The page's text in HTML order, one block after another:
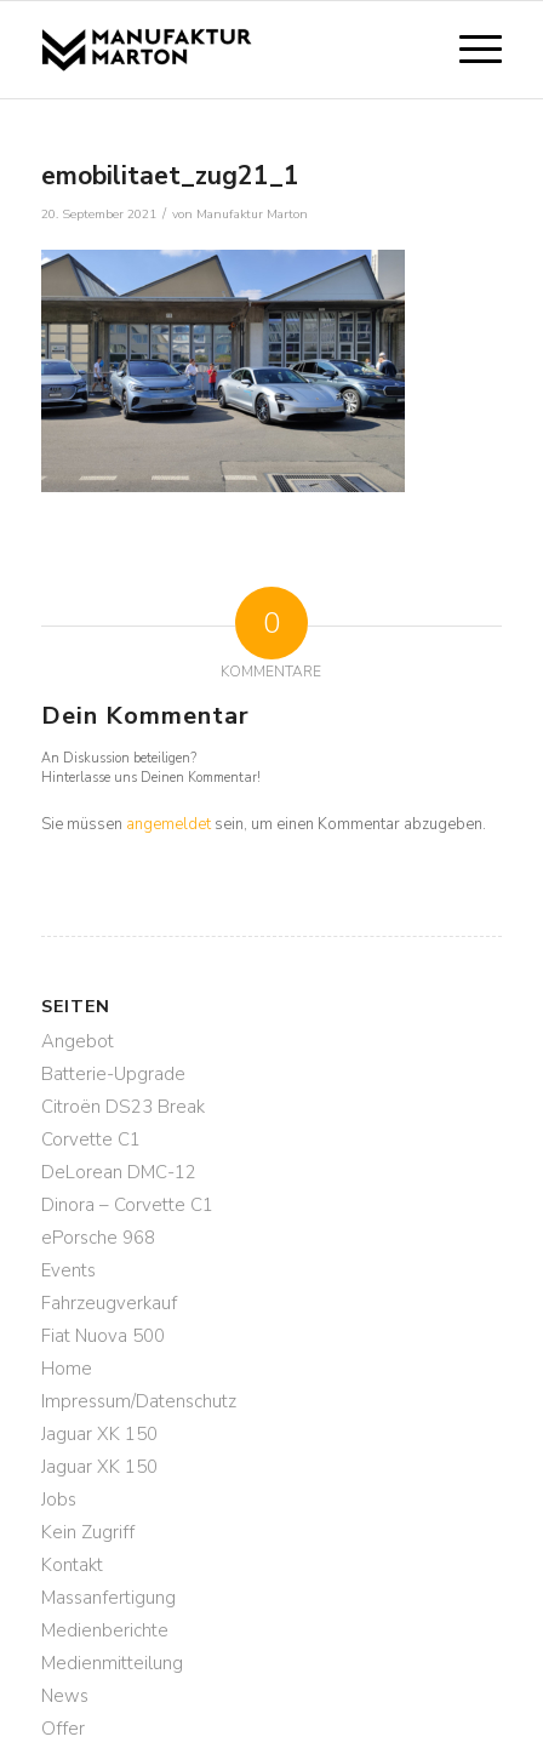
emobilitaet_zug21_1
20. September 2021 / von Manufaktur Marton
0
KOMMENTARE
Dein Kommentar
An Diskussion beteiligen?
Hinterlasse uns Deinen Kommentar!
Sie müssen angemeldetsein, um einen Kommentar abzugeben.
SEITEN
Angebot
Batterie-Upgrade
Citroën DS23 Break
Corvette C1
DeLorean DMC-12
Dinora – Corvette C1
ePorsche 968
Events
Fahrzeugverkauf
Fiat Nuova 500
Home
Impressum/Datenschutz
Jaguar XK 150
Jaguar XK 150
Jobs
Kein Zugriff
Kontakt
Massanfertigung
Medienberichte
Medienmitteilung
News
Offer